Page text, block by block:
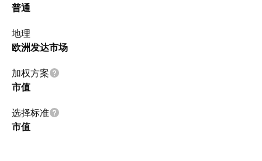
普通
地理
欧洲发达市场
加权方案
市值
选择标准
市值